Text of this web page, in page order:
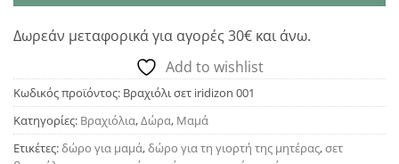
Δωρεάν μεταφορικά για αγορές 30€ και άνω.
Add to wishlist
Κωδικός προϊόντος: Βραχιόλι σετ iridizon 001
Κατηγορίες: Βραχιόλια,Δώρα, Μαμά
Ετικέτες:δώρο για μαμά,δώρο για τη γιορτή της μητέρας,σετ